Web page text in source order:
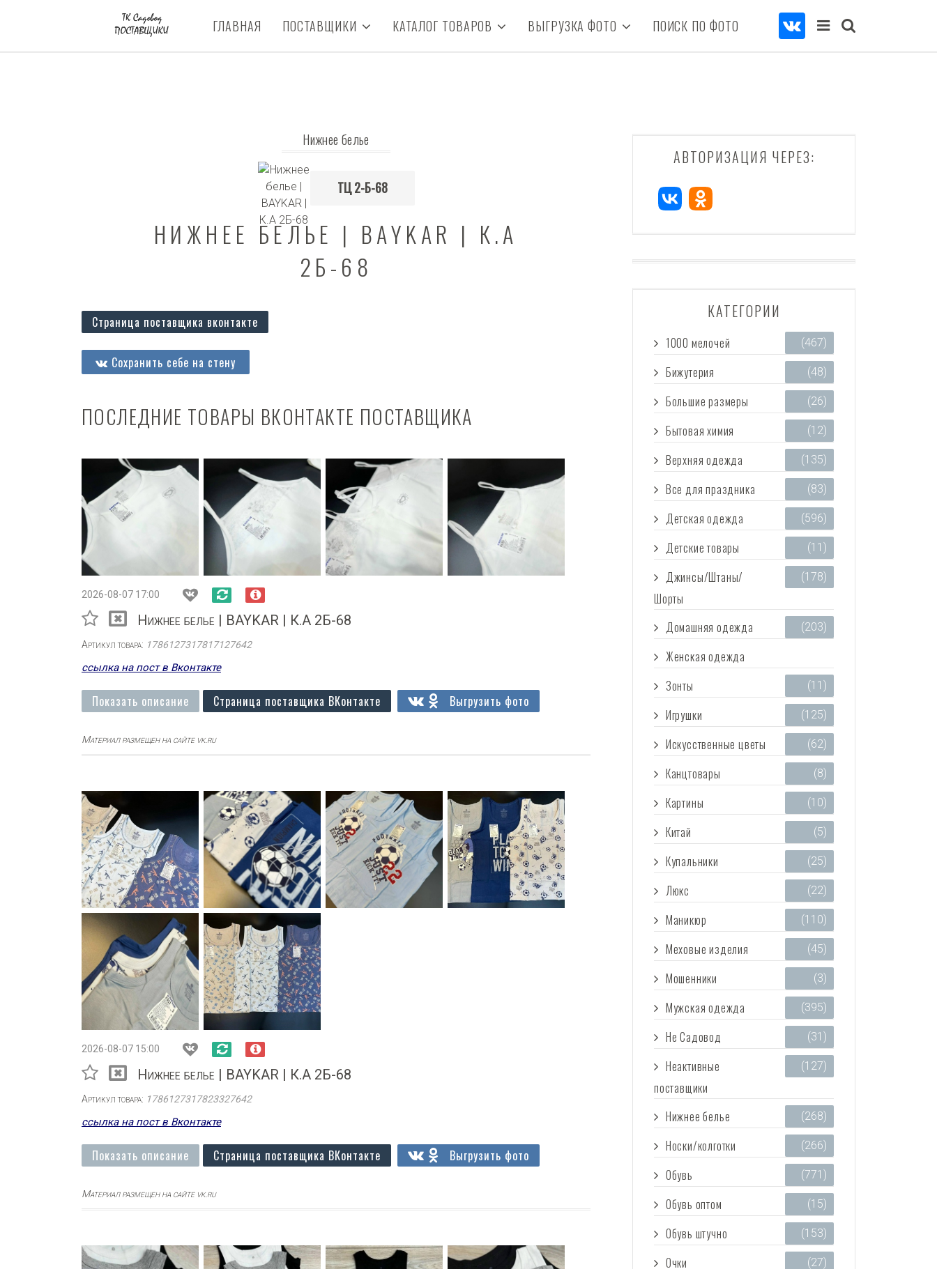
ГЛАВНАЯ ПОСТАВЩИКИ КАТАЛОГ ТОВАРОВ ВЫГРУЗКА ФОТО ПОИСК ПО ФОТО
Нижнее белье
ТЦ 2-Б-68
НИЖНЕЕ БЕЛЬЕ | BAYKAR | К.А
2Б-68
Страница поставщика вконтакте
Сохранить себе на стену
ПОСЛЕДНИЕ ТОВАРЫ ВКОНТАКТЕ ПОСТАВЩИКА
2026-08-07 17:00
Нижнее белье | BAYKAR | К.А 2Б-68
Артикул товара: 1786127317817127642
ссылка на пост в Вконтакте
Показать описание Страница поставщика ВКонтакте Выгрузить фото
Материал размещен на сайте vk.ru
2026-08-07 15:00
Нижнее белье | BAYKAR | К.А 2Б-68
Артикул товара: 1786127317823327642
ссылка на пост в Вконтакте
Показать описание Страница поставщика ВКонтакте Выгрузить фото
Материал размещен на сайте vk.ru
АВТОРИЗАЦИЯ ЧЕРЕЗ:
КАТЕГОРИИ
1000 мелочей (467)
Бижутерия (48)
Большие размеры (26)
Бытовая химия (12)
Верхняя одежда (135)
Все для праздника (83)
Детская одежда (596)
Детские товары (11)
Джинсы/Штаны/
Шорты
(178)
Домашняя одежда (203)
Женская одежда
Зонты (11)
Игрушки (125)
Искусственные цветы (62)
Канцтовары (8)
Картины (10)
Китай (5)
Купальники (25)
Люкс (22)
Маникюр (110)
Меховые изделия (45)
Мошенники (3)
Мужская одежда (395)
Не Садовод (31)
Неактивные
поставщики
(127)
Нижнее белье (268)
Носки/колготки (266)
Обувь (771)
Обувь оптом (15)
Обувь штучно (153)
Очки (27)